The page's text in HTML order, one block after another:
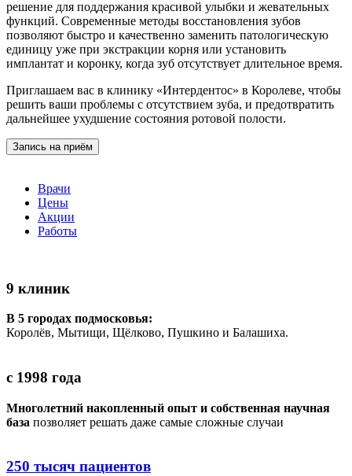
решение для поддержания красивой улыбки и жевательных
функций. Современные методы восстановления зубов
позволяют быстро и качественно заменить патологическую
единицу уже при экстракции корня или установить
имплантат и коронку, когда зуб отсутствует длительное время.
Приглашаем вас в клинику «Интердентос» в Королеве, чтобы
решить ваши проблемы с отсутствием зуба, и предотвратить
дальнейшее ухудшение состояния ротовой полости.
Запись на приём
Врачи
Цены
Акции
Работы
9 клиник
В 5 городах подмосковья:
Королёв, Мытищи, Щёлково, Пушкино и Балашиха.
с 1998 года
Многолетний накопленный опыт и собственная научная
база позволяет решать даже самые сложные случаи
250 тысяч пациентов